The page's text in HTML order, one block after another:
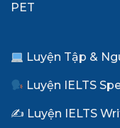
PET
Luyện Tập &
Luyện IELTS
✍️ Luyện IELTS